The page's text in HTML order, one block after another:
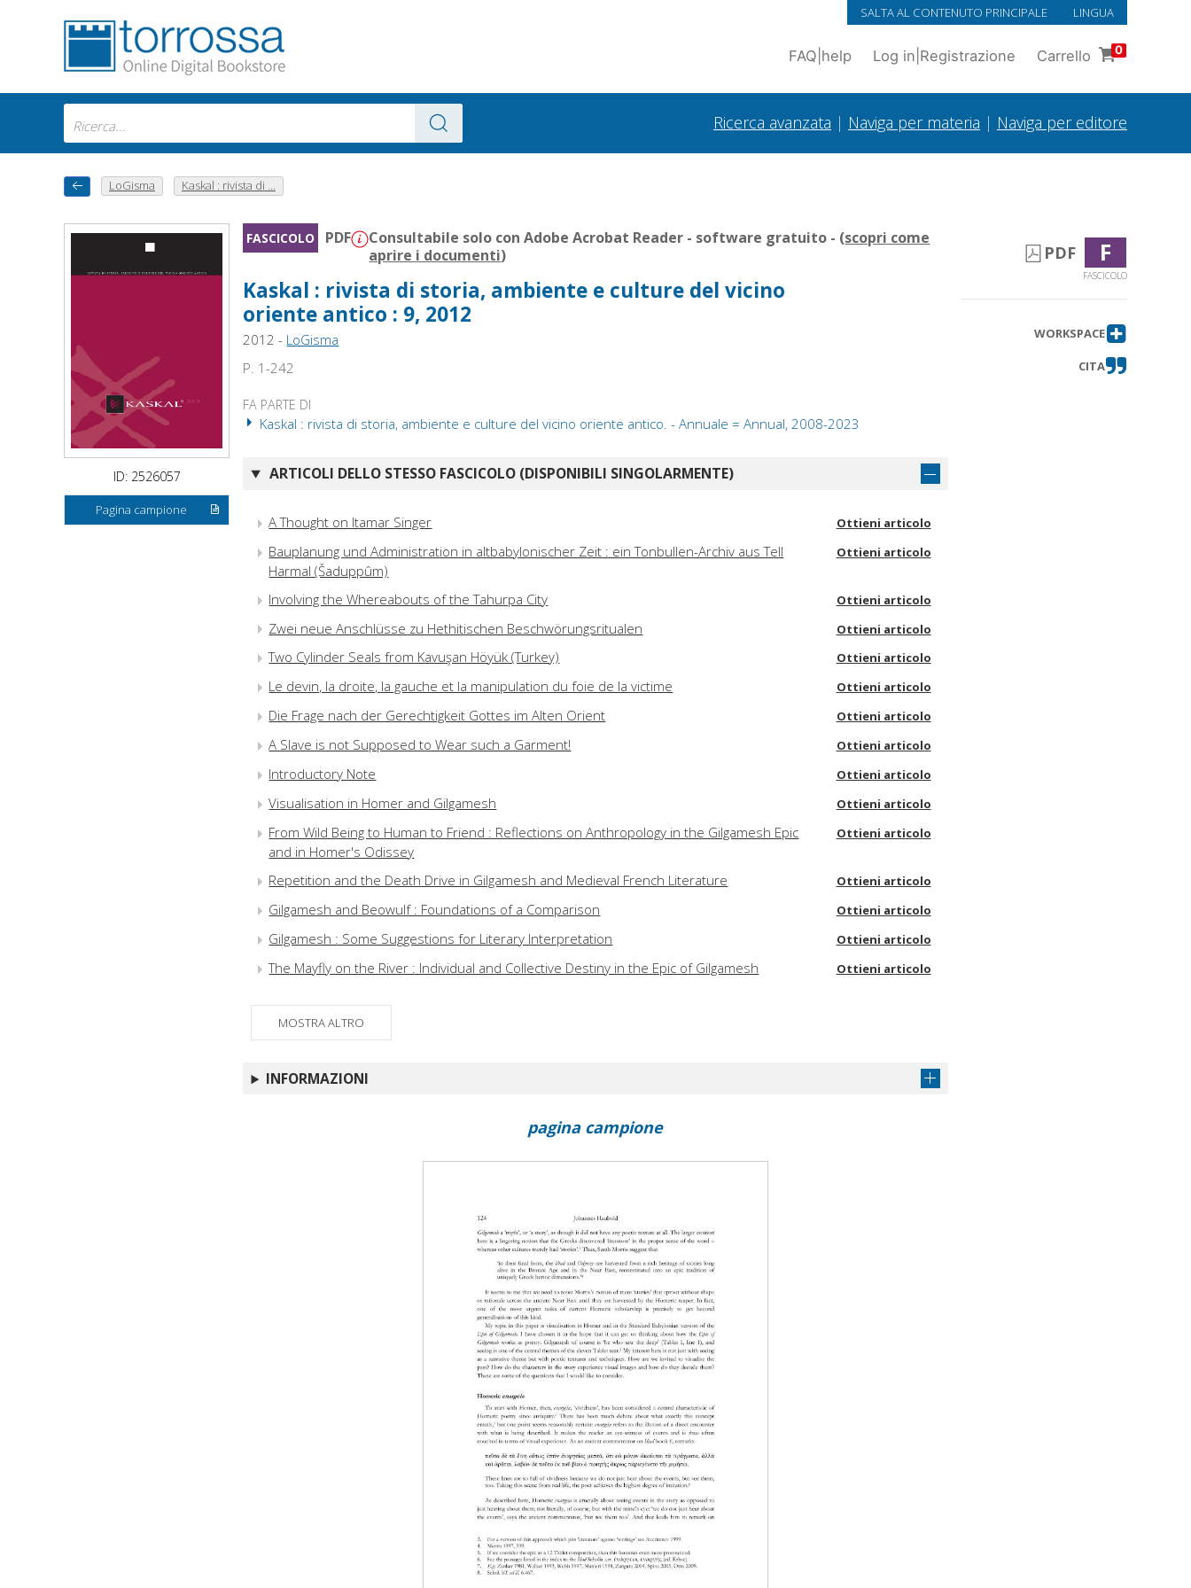
SALTA AL CONTENUTO PRINCIPALE LINGUA
FAQ help Log in Registrazione Carrello 0
Ricerca avanzata | Naviga per materia | Naviga per editore
LoGisma Kaskal : rivista di ...
ID: 2526057
Pagina campione
FASCICOLO PDF Consultabile solo con Adobe Acrobat Reader - software gratuito - (scopri come
aprire i documenti)
Kaskal : rivista di storia, ambiente e culture del vicino
oriente antico : 9, 2012
2012 - LoGisma
P. 1-242
FA PARTE DI
Kaskal : rivista di storia, ambiente e culture del vicino oriente antico. - Annuale = Annual, 2008-2023
ARTICOLI DELLO STESSO FASCICOLO (DISPONIBILI SINGOLARMENTE)
A Thought on Itamar Singer Ottieni articolo
Bauplanung und Administration in altbabylonischer Zeit : ein Tonbullen-Archiv aus Tell
Harmal (Šaduppûm)
Ottieni articolo
Involving the Whereabouts of the Tahurpa City Ottieni articolo
Zwei neue Anschlüsse zu Hethitischen Beschwörungsritualen Ottieni articolo
Two Cylinder Seals from Kavuşan Höyük (Turkey) Ottieni articolo
Le devin, la droite, la gauche et la manipulation du foie de la victime Ottieni articolo
Die Frage nach der Gerechtigkeit Gottes im Alten Orient Ottieni articolo
A Slave is not Supposed to Wear such a Garment! Ottieni articolo
Introductory Note Ottieni articolo
Visualisation in Homer and Gilgamesh Ottieni articolo
From Wild Being to Human to Friend : Reflections on Anthropology in the Gilgamesh Epic
and in Homer's Odissey
Ottieni articolo
Repetition and the Death Drive in Gilgamesh and Medieval French Literature Ottieni articolo
Gilgamesh and Beowulf : Foundations of a Comparison Ottieni articolo
Gilgamesh : Some Suggestions for Literary Interpretation Ottieni articolo
The Mayfly on the River : Individual and Collective Destiny in the Epic of Gilgamesh Ottieni articolo
MOSTRA ALTRO
INFORMAZIONI
PDF F
FASCICOLO
WORKSPACE
CITA
pagina campione